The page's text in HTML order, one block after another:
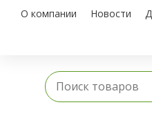
О компании Новости